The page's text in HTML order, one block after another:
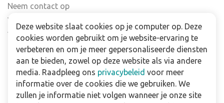
Neem contact op
Veelgestelde vragen
Verkooppunten
Nieuwsbrief
Zakelijk
Downloads
Deze website slaat cookies op je computer op. Deze
cookies worden gebruikt om je website-ervaring te
verbeteren en om je meer gepersonaliseerde diensten
aan te bieden, zowel op deze website als via andere
media. Raadpleeg ons privacybeleid voor meer
informatie over de cookies die we gebruiken. We
zullen je informatie niet volgen wanneer je onze site